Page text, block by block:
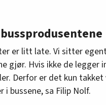
er litt late. Vi sitter
gjør. Hvis ikke de legger
Derfor er det kun
i bussene, sa Filip Nolf.